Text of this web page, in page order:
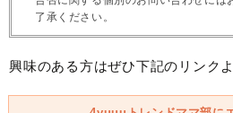
了承ください。
興味のある方はぜひ下記のリンク